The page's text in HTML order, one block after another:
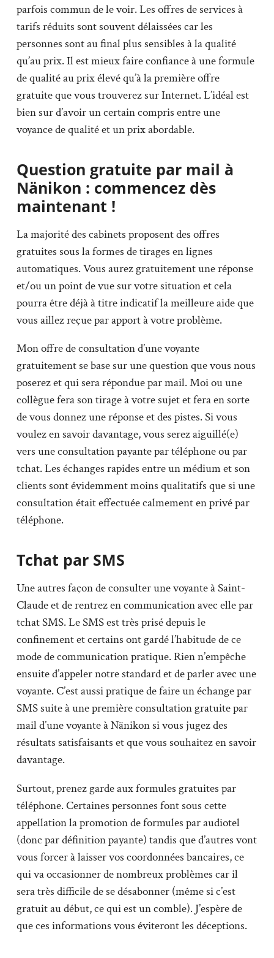
parfois commun de le voir. Les offres de services à
tarifs réduits sont souvent délaissées car les
personnes sont au final plus sensibles à la qualité
qu’au prix. Il est mieux faire confiance à une formule
de qualité au prix élevé qu’à la première offre
gratuite que vous trouverez sur Internet. L’idéal est
bien sur d’avoir un certain compris entre une
voyance de qualité et un prix abordable.
Question gratuite par mail à
Nänikon : commencez dès
maintenant !
La majorité des cabinets proposent des offres
gratuites sous la formes de tirages en lignes
automatiques. Vous aurez gratuitement une réponse
et/ou un point de vue sur votre situation et cela
pourra être déjà à titre indicatif la meilleure aide que
vous aillez reçue par apport à votre problème.
Mon offre de consultation d’une voyante
gratuitement se base sur une question que vous nous
poserez et qui sera répondue par mail. Moi ou une
collègue fera son tirage à votre sujet et fera en sorte
de vous donnez une réponse et des pistes. Si vous
voulez en savoir davantage, vous serez aiguillé(e)
vers une consultation payante par téléphone ou par
tchat. Les échanges rapides entre un médium et son
clients sont évidemment moins qualitatifs que si une
consultation était effectuée calmement en privé par
téléphone.
Tchat par SMS
Une autres façon de consulter une voyante à Saint-
Claude et de rentrez en communication avec elle par
tchat SMS. Le SMS est très prisé depuis le
confinement et certains ont gardé l’habitude de ce
mode de communication pratique. Rien n’empêche
ensuite d’appeler notre standard et de parler avec une
voyante. C’est aussi pratique de faire un échange par
SMS suite à une première consultation gratuite par
mail d’une voyante à Nänikon si vous jugez des
résultats satisfaisants et que vous souhaitez en savoir
davantage.
Surtout, prenez garde aux formules gratuites par
téléphone. Certaines personnes font sous cette
appellation la promotion de formules par audiotel
(donc par définition payante) tandis que d’autres vont
vous forcer à laisser vos coordonnées bancaires, ce
qui va occasionner de nombreux problèmes car il
sera très difficile de se désabonner (même si c’est
gratuit au début, ce qui est un comble). J’espère de
que ces informations vous éviteront les déceptions.